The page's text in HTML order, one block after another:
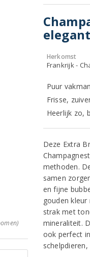
Herkomst
Frankrijk -
Puur
Frisse,
Heerlijk zo,
Deze Extra
methoden.
samen
en fijne
gouden
strak met
mineraliteit.
ook perfect